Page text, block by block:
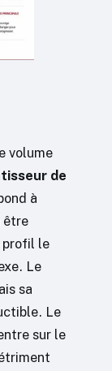
volume
de
à
être
profil le
Le
sa
Le
sur le